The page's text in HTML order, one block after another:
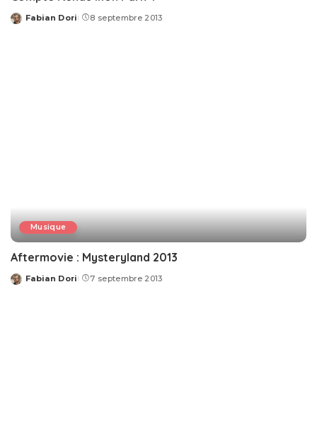
Posted
Fabian Dori 8 septembre 2013
Musique
Aftermovie : Mysteryland 2013
Posted
Fabian Dori 7 septembre 2013